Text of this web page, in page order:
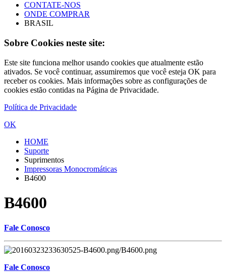
CONTATE-NOS
ONDE COMPRAR
BRASIL
Sobre Cookies neste site:
Este site funciona melhor usando cookies que atualmente estão
ativados. Se você continuar, assumiremos que você esteja OK para
receber os cookies. Mais informações sobre as configurações de
cookies estão contidas na Página de Privacidade.
Política de Privacidade
OK
HOME
Suporte
Suprimentos
Impressoras Monocromáticas
B4600
B4600
Fale Conosco
Fale Conosco